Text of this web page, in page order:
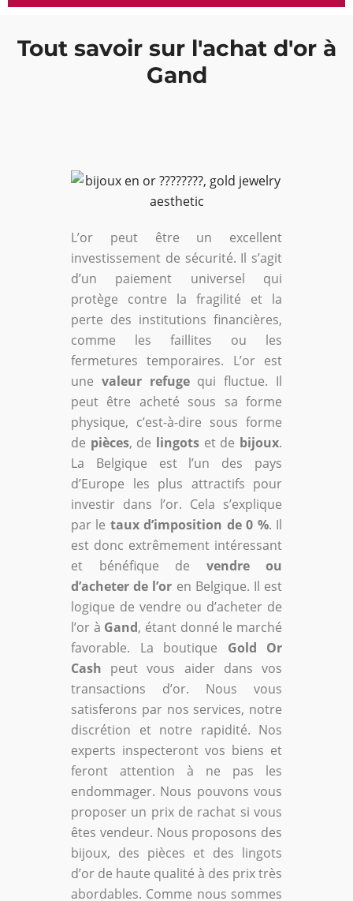
Tout savoir sur l'achat d'or à
Gand
L’or peut être un excellent
investissement de sécurité. Il s’agit
d’un paiement universel qui
protège contre la fragilité et la
perte des institutions financières,
comme les faillites ou les
fermetures temporaires. L’or est
une valeur refuge qui fluctue. Il
peut être acheté sous sa forme
physique, c’est-à-dire sous forme
de pièces, de lingots et de bijoux.
La Belgique est l’un des pays
d’Europe les plus attractifs pour
investir dans l’or. Cela s’explique
par le taux d’imposition de 0 %. Il
est donc extrêmement intéressant
et bénéfique de vendre ou
d’acheter de l’or en Belgique. Il est
logique de vendre ou d’acheter de
l’or à Gand, étant donné le marché
favorable. La boutique Gold Or
Cash peut vous aider dans vos
transactions d’or. Nous vous
satisferons par nos services, notre
discrétion et notre rapidité. Nos
experts inspecteront vos biens et
feront attention à ne pas les
endommager. Nous pouvons vous
proposer un prix de rachat si vous
êtes vendeur. Nous proposons des
bijoux, des pièces et des lingots
d’or de haute qualité à des prix très
abordables. Comme nous sommes